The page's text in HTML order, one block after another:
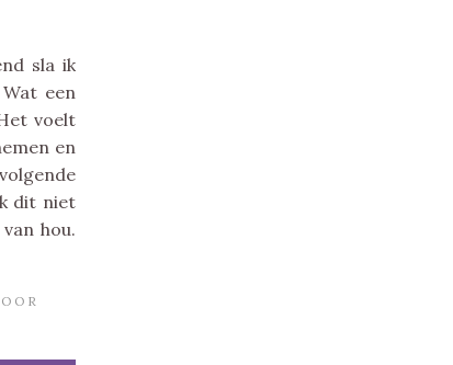
sla ik
een
voelt
en
dit niet
hou.